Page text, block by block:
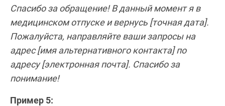
Спасибо за обращение! В данный момент я в
медицинском отпуске и вернусь [точная дата].
Пожалуйста, направляйте ваши запросы на
адрес [имя альтернативного контакта] по
адресу [электронная почта]. Спасибо за
понимание!
Пример 5: